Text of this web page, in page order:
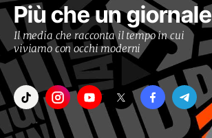
Più che un giornale
Il media che racconta il tempo in cui
viviamo con occhi moderni